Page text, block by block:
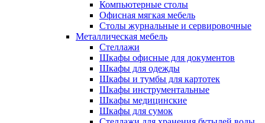
Компьютерные столы
Офисная мягкая мебель
Столы журнальные и сервировочные
Металлическая мебель
Стеллажи
Шкафы офисные для документов
Шкафы для одежды
Шкафы и тумбы для картотек
Шкафы инструментальные
Шкафы медицинские
Шкафы для сумок